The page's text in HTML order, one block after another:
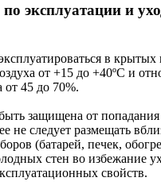
эксплуатации и
в
от +15 до +40ºС и
от 45 до 70%.
защищена от
не следует размещать
(батарей, печек,
стен во избежание
свойств.